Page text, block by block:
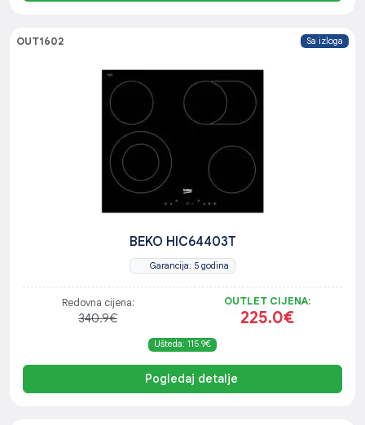
OUT1602 Sa izloga
BEKO HIC64403T
Garancija: 5 godina
Redovna cijena:
340.9€
OUTLET CIJENA:
225.0€
Ušteda: 115.9€
Pogledaj detalje